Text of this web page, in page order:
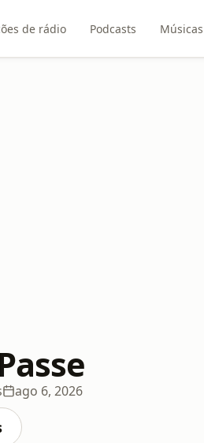
de rádio Podcasts
ago 6, 2026